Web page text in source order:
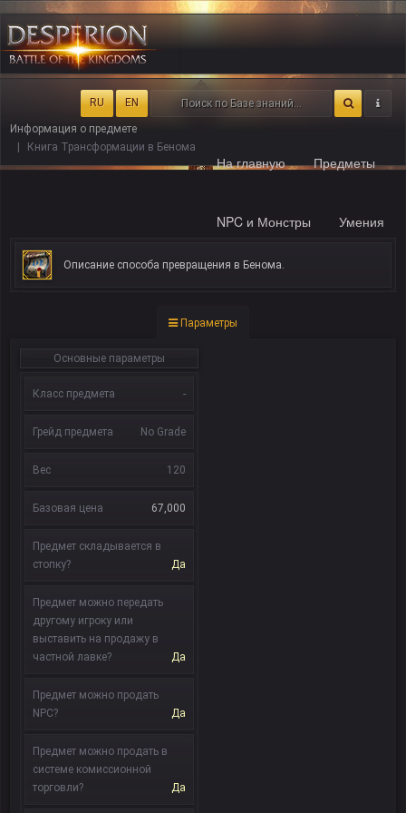
RU EN
На главную Предметы
NPC и Монстры Умения
Информация о предмете
Книга Трансформации в Бенома
Описание способа превращения в Бенома.
Параметры
Основные параметры
Класс предмета -
Грейд предмета No Grade
Вес 120
Базовая цена 67,000
Предмет складывается в
стопку?
Да
Предмет можно передать
другому игроку или
выставить на продажу в
частной лавке?
Да
Предмет можно продать
NPC?
Да
Предмет можно продать в
системе комиссионной
торговли?
Да